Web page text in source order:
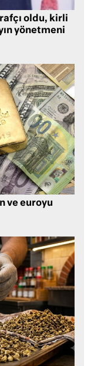
oldu, kirli
yönetmeni
ve euroyu